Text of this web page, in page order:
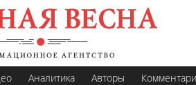
Аналитика Авторы